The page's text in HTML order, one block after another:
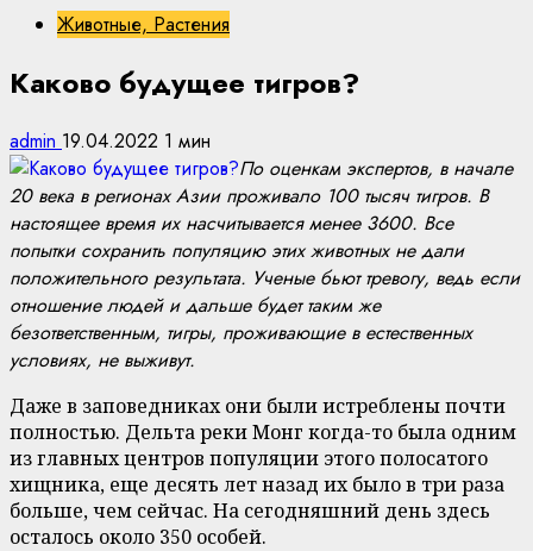
Животные, Растения
Каково будущее тигров?
admin 19.04.2022 1 мин
По оценкам экспертов, в начале
20 века в регионах Азии проживало 100 тысяч тигров. В
настоящее время их насчитывается менее 3600. Все
попытки сохранить популяцию этих животных не дали
положительного результата. Ученые бьют тревогу, ведь если
отношение людей и дальше будет таким же
безответственным, тигры, проживающие в естественных
условиях, не выживут.
Даже в заповедниках они были истреблены почти
полностью. Дельта реки Монг когда-то была одним
из главных центров популяции этого полосатого
хищника, еще десять лет назад их было в три раза
больше, чем сейчас. На сегодняшний день здесь
осталось около 350 особей.